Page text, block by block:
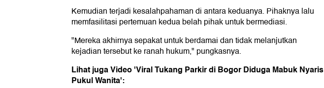
Kemudian terjadi kesalahpahaman di antara keduanya. Pihaknya lalu
memfasilitasi pertemuan kedua belah pihak untuk bermediasi.
"Mereka akhirnya sepakat untuk berdamai dan tidak melanjutkan
kejadian tersebut ke ranah hukum," pungkasnya.
Lihat juga Video 'Viral Tukang Parkir di Bogor Diduga Mabuk Nyaris
Pukul Wanita':